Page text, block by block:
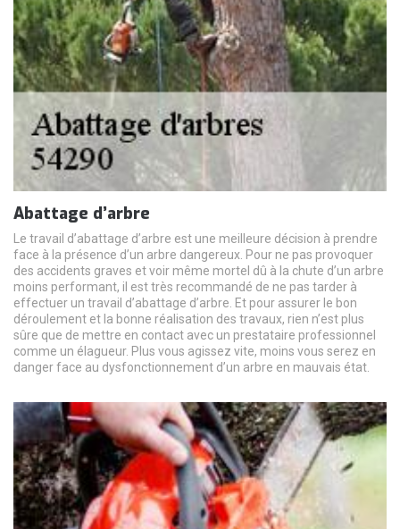
Abattage d’arbre
Le travail d’abattage d’arbre est une meilleure décision à prendre
face à la présence d’un arbre dangereux. Pour ne pas provoquer
des accidents graves et voir même mortel dû à la chute d’un arbre
moins performant, il est très recommandé de ne pas tarder à
effectuer un travail d’abattage d’arbre. Et pour assurer le bon
déroulement et la bonne réalisation des travaux, rien n’est plus
sûre que de mettre en contact avec un prestataire professionnel
comme un élagueur. Plus vous agissez vite, moins vous serez en
danger face au dysfonctionnement d’un arbre en mauvais état.